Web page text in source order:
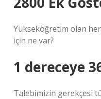
Yükseköğretim olan
için ne var?
1 dereceye
Talebimizin gerekçesi